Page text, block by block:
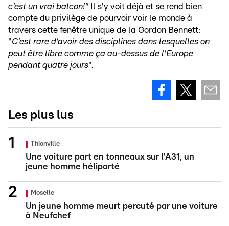
c'est un vrai balcon!" Il s'y voit déjà et se rend bien
compte du privilège de pourvoir voir le monde à
travers cette fenêtre unique de la Gordon Bennett:
"C'est rare d'avoir des disciplines dans lesquelles on
peut être libre comme ça au-dessus de l'Europe
pendant quatre jours".
Les plus lus
Thionville
Une voiture part en tonneaux sur l'A31, un
jeune homme héliporté
Moselle
Un jeune homme meurt percuté par une voiture
à Neufchef